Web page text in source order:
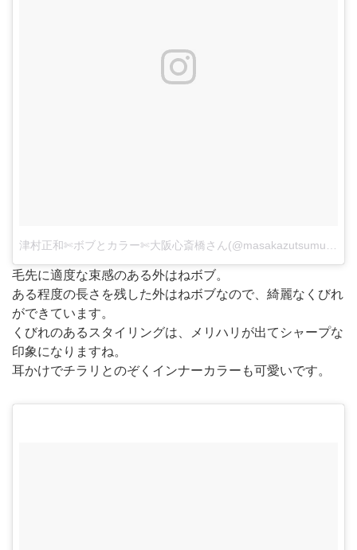
津村正和✄ボブとカラー✄大阪心斎橋さん(@masakazutsumura)がシェアした投稿
毛先に適度な束感のある外はねボブ。
ある程度の長さを残した外はねボブなので、綺麗なくびれ
ができています。
くびれのあるスタイリングは、メリハリが出てシャープな
印象になりますね。
耳かけでチラリとのぞくインナーカラーも可愛いです。